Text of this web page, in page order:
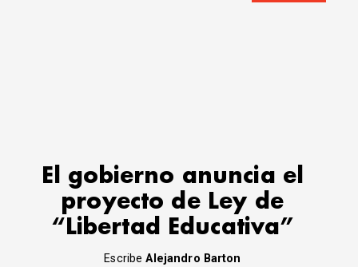
El gobierno anuncia el
proyecto de Ley de
“Libertad Educativa”
EscribeAlejandro Barton